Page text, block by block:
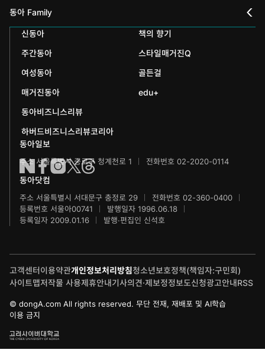
스포츠동아
어린이동아
에듀동아
어린이과학동아
수학동아
어린이수학동아
IT동아
동아 신춘문예
동아국악콩쿠르
동아뮤지컬콩쿠르
동아무용콩쿠르
동아주니어음악콩쿠르
동아주니어국악콩쿠르
동아마라톤
동아연극상
제주 국제사진공모전
동아 Family
인촌기념회
신문박물관
화정평화재단
하서학술재단
신동아
책의 향기
주간동아
스타일매거진Q
여성동아
골든걸
매거진동아
edu+
동아비즈니스리뷰
하버드비즈니스리뷰코리아
동아일보
주소 서울특별시 종로구 청계천로 1 전화번호 02-2020-0114
동아닷컴
주소 서울특별시 서대문구 충정로 29
전화번호 02-360-0400
등록번호 서울아00741
발행일자 1996.06.18
등록일자 2009.01.16
발행·편집인 신석호
고객센터이용약관개인정보처리방침청소년보호정책(책임자:구민회)
사이트맵저작물 사용제휴안내기사의견·제보정정보도신청광고안내RSS
© dongA.com All rights reserved. 무단 전재, 재배포 및 AI학습
이용 금지